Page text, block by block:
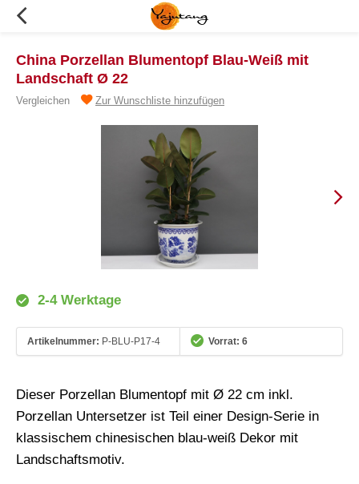
China Porzellan Blumentopf Blau-Weiß mit
Landschaft Ø 22
Vergleichen Zur Wunschliste hinzufügen
2-4 Werktage
Artikelnummer: P-BLU-P17-4 Vorrat: 6
Dieser Porzellan Blumentopf mit Ø 22 cm inkl.
Porzellan Untersetzer ist Teil einer Design-Serie in
klassischem chinesischen blau-weiß Dekor mit
Landschaftsmotiv.